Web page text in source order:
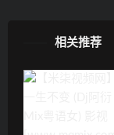
相关推荐